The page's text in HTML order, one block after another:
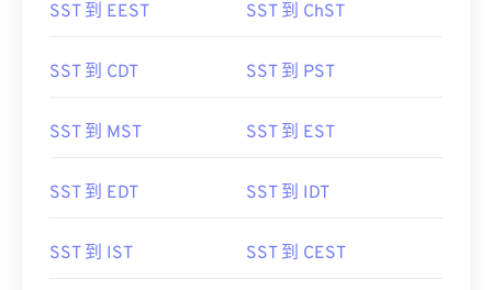
SST 到 EEST SST 到 ChST
SST 到 CDT SST 到 PST
SST 到 MST SST 到 EST
SST 到 EDT SST 到 IDT
SST 到 IST SST 到 CEST